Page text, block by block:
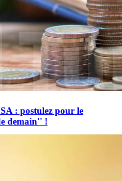
: postulez pour le
demain'' !